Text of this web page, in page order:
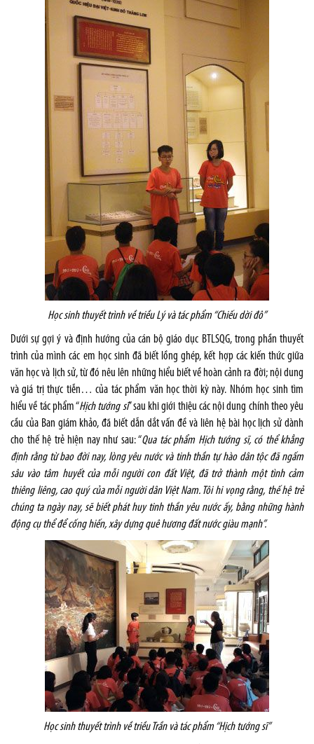
Học sinh thuyết trình về triều Lý và tác phẩm “Chiếu dời đô”
Dưới sự gợi ý và định hướng của cán bộ giáo dục BTLSQG, trong phần thuyết
trình của mình các em học sinh đã biết lồng ghép, kết hợp các kiến thức giữa
văn học và lịch sử, từ đó nêu lên những hiểu biết về hoàn cảnh ra đời; nội dung
và giá trị thực tiễn… của tác phẩm văn học thời kỳ này. Nhóm học sinh tìm
hiểu về tác phẩm “Hịch tướng sĩ” sau khi giới thiệu các nội dung chính theo yêu
cầu của Ban giám khảo, đã biết dẫn dắt vấn đề và liên hệ bài học lịch sử dành
cho thế hệ trẻ hiện nay như sau: “Qua tác phẩm Hịch tướng sĩ, có thể khẳng
định rằng từ bao đời nay, lòng yêu nước và tinh thần tự hào dân tộc đã ngấm
sâu vào tâm huyết của mỗi người con đất Việt, đã trở thành một tình cảm
thiêng liêng, cao quý của mỗi người dân Việt Nam. Tôi hi vọng rằng, thế hệ trẻ
chúng ta ngày nay, sẽ biết phát huy tinh thần yêu nước ấy, bằng những hành
động cụ thể để cống hiến, xây dựng quê hương đất nước giàu mạnh”.
Học sinh thuyết trình về triều Trần và tác phẩm “Hịch tướng sĩ”